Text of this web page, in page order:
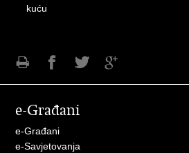
kuću
FacebookuTwitteru
e-Građani
e-Građani
e-Savjetovanja